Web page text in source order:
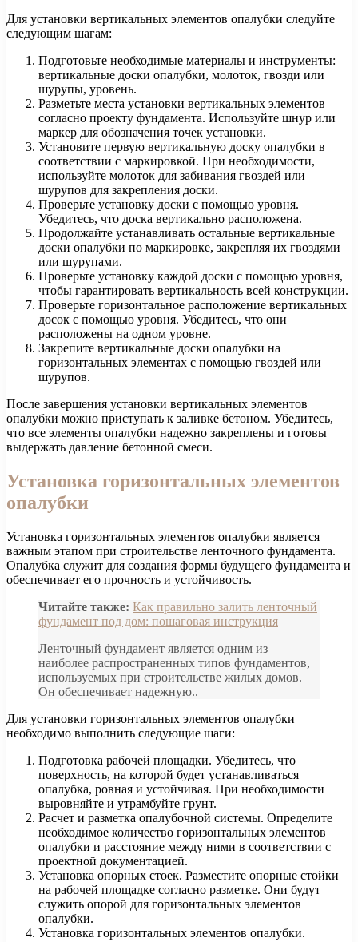
Для установки вертикальных элементов опалубки следуйте
следующим шагам:
Подготовьте необходимые материалы и инструменты:
вертикальные доски опалубки, молоток, гвозди или
шурупы, уровень.
Разметьте места установки вертикальных элементов
согласно проекту фундамента. Используйте шнур или
маркер для обозначения точек установки.
Установите первую вертикальную доску опалубки в
соответствии с маркировкой. При необходимости,
используйте молоток для забивания гвоздей или
шурупов для закрепления доски.
Проверьте установку доски с помощью уровня.
Убедитесь, что доска вертикально расположена.
Продолжайте устанавливать остальные вертикальные
доски опалубки по маркировке, закрепляя их гвоздями
или шурупами.
Проверьте установку каждой доски с помощью уровня,
чтобы гарантировать вертикальность всей конструкции.
Проверьте горизонтальное расположение вертикальных
досок с помощью уровня. Убедитесь, что они
расположены на одном уровне.
Закрепите вертикальные доски опалубки на
горизонтальных элементах с помощью гвоздей или
шурупов.
После завершения установки вертикальных элементов
опалубки можно приступать к заливке бетоном. Убедитесь,
что все элементы опалубки надежно закреплены и готовы
выдержать давление бетонной смеси.
Установка горизонтальных элементов
опалубки
Установка горизонтальных элементов опалубки является
важным этапом при строительстве ленточного фундамента.
Опалубка служит для создания формы будущего фундамента и
обеспечивает его прочность и устойчивость.
Читайте также: Как правильно залить ленточный
фундамент под дом: пошаговая инструкция
Ленточный фундамент является одним из
наиболее распространенных типов фундаментов,
используемых при строительстве жилых домов.
Он обеспечивает надежную..
Для установки горизонтальных элементов опалубки
необходимо выполнить следующие шаги:
Подготовка рабочей площадки. Убедитесь, что
поверхность, на которой будет устанавливаться
опалубка, ровная и устойчивая. При необходимости
выровняйте и утрамбуйте грунт.
Расчет и разметка опалубочной системы. Определите
необходимое количество горизонтальных элементов
опалубки и расстояние между ними в соответствии с
проектной документацией.
Установка опорных стоек. Разместите опорные стойки
на рабочей площадке согласно разметке. Они будут
служить опорой для горизонтальных элементов
опалубки.
Установка горизонтальных элементов опалубки.